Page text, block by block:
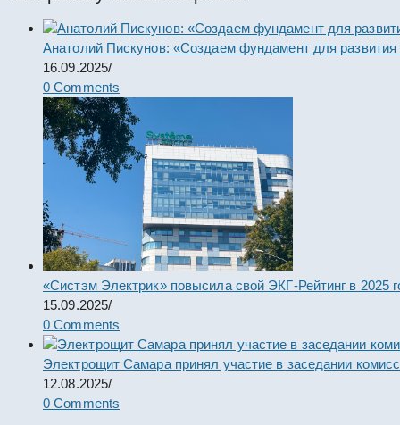
Анатолий Пискунов: «Создаем фундамент для развития
16.09.2025/
0 Comments
«Систэм Электрик» повысила свой ЭКГ-Рейтинг в 2025
15.09.2025/
0 Comments
Электрощит Самара принял участие в заседании
12.08.2025/
0 Comments